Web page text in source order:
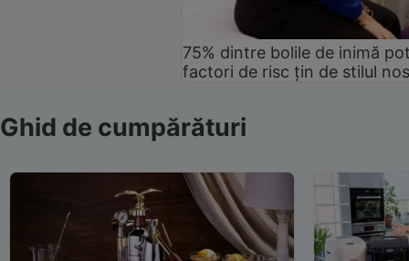
75% dintre bolile de inimă
factori de risc țin de stilul
Ghid de cumpărături